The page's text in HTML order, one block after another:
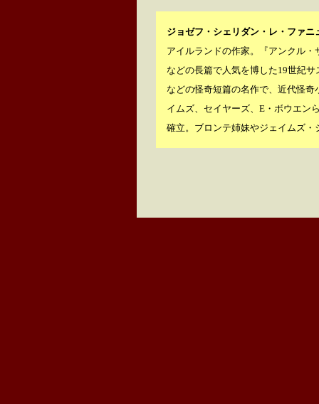
ジョゼフ・シェリダン・レ・ファニ
アイルランドの作家。『アンクル
などの長篇で人気を博した19世紀
などの怪奇短篇の名作で、近代怪
イムズ、セイヤーズ、E・ボウエン
確立。ブロンテ姉妹やジェイムズ